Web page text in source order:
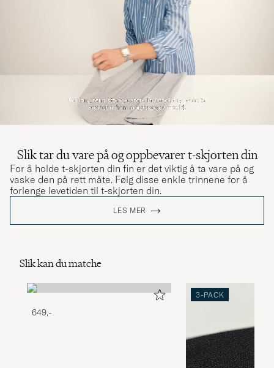
Slik tar du vare på og oppbevarer t-skjorten din
For å holde t-skjorten din fin er det viktig å ta vare på og
vaske den på rett måte. Følg disse enkle trinnene for å
forlenge levetiden til t-skjorten din.
LES MER
Slik kan du matche
649,-
3-PACK